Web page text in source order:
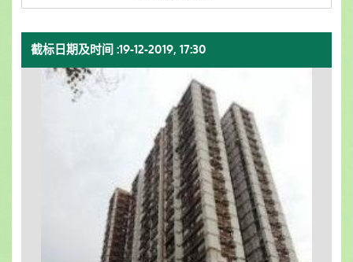
截标日期及时间 :19-12-2019, 17:30